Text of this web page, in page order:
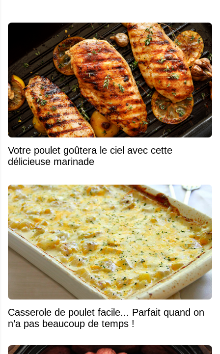
Votre poulet goûtera le ciel avec cette
délicieuse marinade
Casserole de poulet facile... Parfait quand on
n’a pas beaucoup de temps !